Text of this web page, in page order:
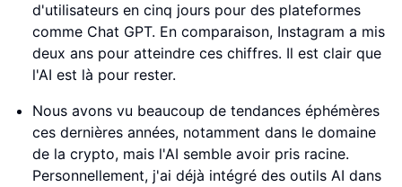
d'utilisateurs en cinq jours pour des plateformes
comme Chat GPT. En comparaison, Instagram a mis
deux ans pour atteindre ces chiffres. Il est clair que
l'AI est là pour rester.
Nous avons vu beaucoup de tendances éphémères
ces dernières années, notamment dans le domaine
de la crypto, mais l'AI semble avoir pris racine.
Personnellement, j'ai déjà intégré des outils AI dans